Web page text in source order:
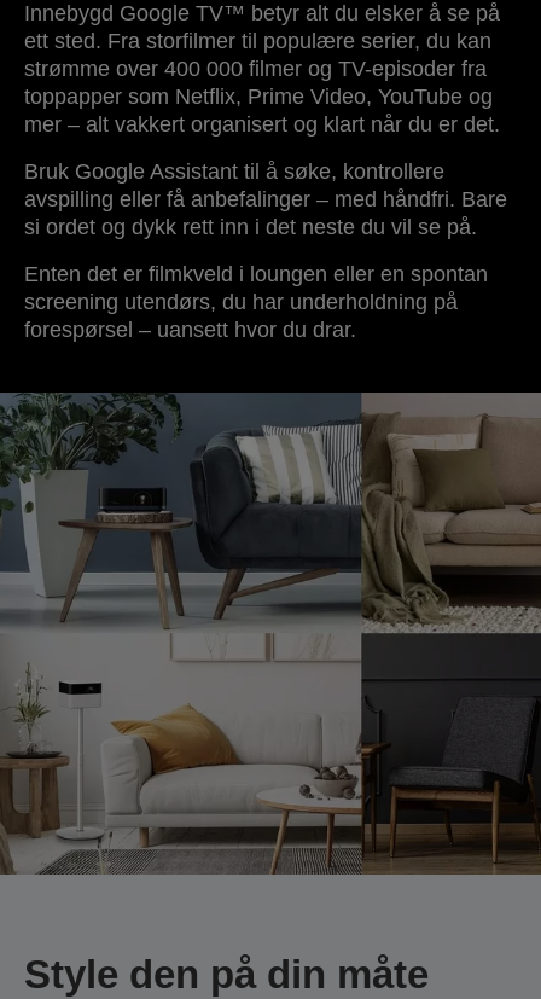
Innebygd Google TV™ betyr alt du elsker å se på
ett sted. Fra storfilmer til populære serier, du kan
strømme over 400 000 filmer og TV-episoder fra
toppapper som Netflix, Prime Video, YouTube og
mer – alt vakkert organisert og klart når du er det.
Bruk Google Assistant til å søke, kontrollere
avspilling eller få anbefalinger – med håndfri. Bare
si ordet og dykk rett inn i det neste du vil se på.
Enten det er filmkveld i loungen eller en spontan
screening utendørs, du har underholdning på
forespørsel – uansett hvor du drar.
Style den på din måte